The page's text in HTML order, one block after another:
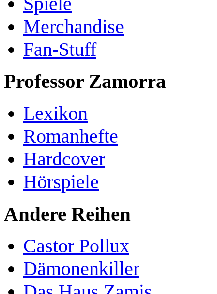
Merchandise
Fan-Stuff
Professor Zamorra
Lexikon
Romanhefte
Hardcover
Hörspiele
Andere Reihen
Castor Pollux
Dämonenkiller